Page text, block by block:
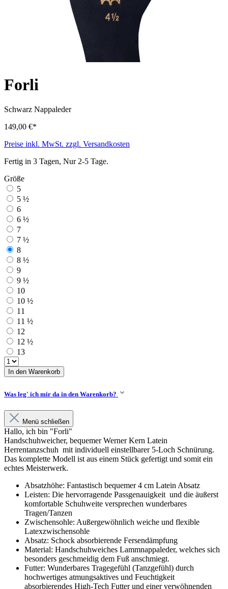
Forli
Schwarz Nappaleder
149,00 €*
Preise inkl. MwSt. zzgl. Versandkosten
Fertig in 3 Tagen, Nur 2-5 Tage.
Größe
5
5 ½
6
6 ½
7
7 ½
8
8 ½
9
9 ½
10
10 ½
11
11 ½
12
12 ½
13
In den Warenkorb
Was leg' ich mir da in den Warenkorb?
Menü schließen
Hallo, ich bin "Forli"
Handschuhweicher, bequemer Werner Kern Latein
Herrentanzschuh mit individuell einstellbarer 5-Loch Schnürung.
Das komplette Modell ist aus einem Stück gefertigt und somit ein
echtes Meisterwerk.
Absatzhöhe: Fantastisch bequemer 4 cm Latein Absatz
Leisten: Die hervorragende Passgenauigkeit und die äußerst
komfortable Schuhweite versprechen wunderbares
Tragen/Tanzen
Zwischensohle: Außergewöhnlich weiche und flexible
Latexzwischensohle
Absatz: Schock absorbierende Fersendämpfung
Material: Handschuhweiches Lammnappaleder, welches sich
besonders geschmeidig dem Fuß anschmiegt.
Futter: Wunderbares Tragegefühl (Tanzgefühl) durch
hochwertiges atmungsaktives und Feuchtigkeit
absorbierendes High-Tech Futter und einer verwöhnenden